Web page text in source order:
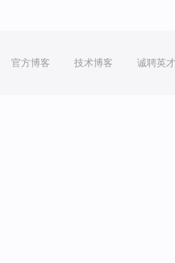
官方博客 技术博客 诚聘英才